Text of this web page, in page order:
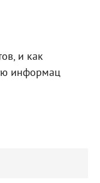
и как
информац